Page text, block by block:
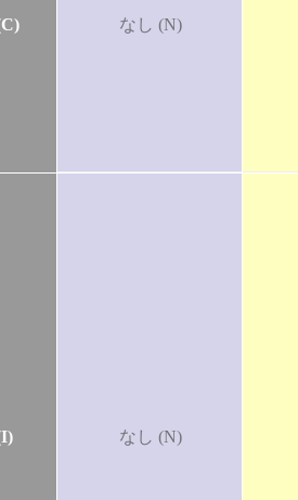
なし (N)
なし (N)